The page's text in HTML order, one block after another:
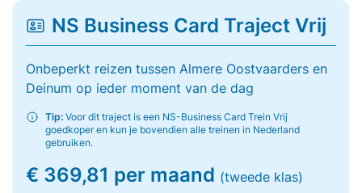
NS Business Card Traject Vrij
Onbeperkt reizen tussen Almere Oostvaarders en
Deinum op ieder moment van de dag
Tip: Voor dit traject is een NS-Business Card Trein Vrij
goedkoper en kun je bovendien alle treinen in Nederland
gebruiken.
€ 369,81 per maand (tweede klas)